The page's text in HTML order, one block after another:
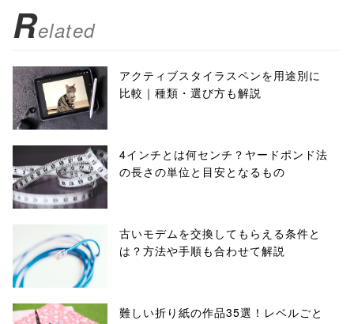
Related
アクティブスタイラスペンを用途別に
比較｜種類・選び方も解説
4インチとは何センチ？ヤードポンド法
の長さの単位と目安となるもの
古いモデムを交換してもらえる条件と
は？方法や手順も合わせて解説
難しい折り紙の作品35選！レベルごと